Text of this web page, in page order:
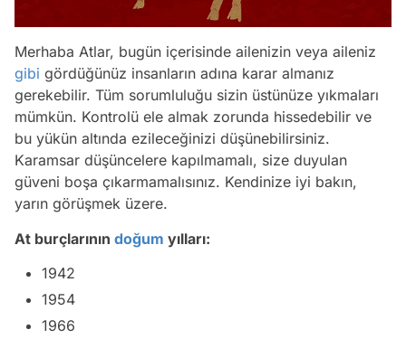
Merhaba Atlar, bugün içerisinde ailenizin veya aileniz
gibi gördüğünüz insanların adına karar almanız
gerekebilir. Tüm sorumluluğu sizin üstünüze yıkmaları
mümkün. Kontrolü ele almak zorunda hissedebilir ve
bu yükün altında ezileceğinizi düşünebilirsiniz.
Karamsar düşüncelere kapılmamalı, size duyulan
güveni boşa çıkarmamalısınız. Kendinize iyi bakın,
yarın görüşmek üzere.
At burçlarının doğum yılları:
1942
1954
1966